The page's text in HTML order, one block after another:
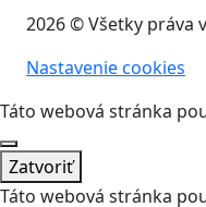
2026 © Všetky práva
Nastavenie cookies
Táto webová stránka
Zatvoriť
Táto webová stránka